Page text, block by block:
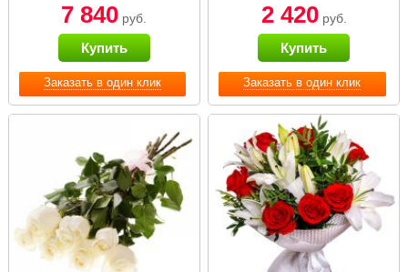
Заказать в один клик
7 840 руб.
Купить
Заказать в один клик
2 420руб.
Купить